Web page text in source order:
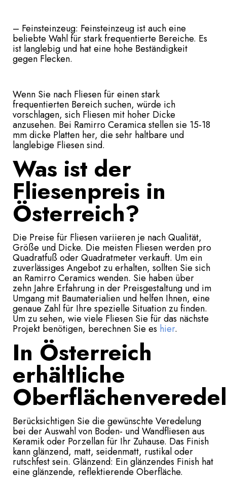
– Feinsteinzeug: Feinsteinzeug ist auch eine
beliebte Wahl für stark frequentierte Bereiche. Es
ist langlebig und hat eine hohe Beständigkeit
gegen Flecken.
Wenn Sie nach Fliesen für einen stark
frequentierten Bereich suchen, würde ich
vorschlagen, sich Fliesen mit hoher Dicke
anzusehen. Bei Ramirro Ceramica stellen sie 15-18
mm dicke Platten her, die sehr haltbare und
langlebige Fliesen sind.
Was ist der
Fliesenpreis in
Österreich?
Die Preise für Fliesen variieren je nach Qualität,
Größe und Dicke. Die meisten Fliesen werden pro
Quadratfuß oder Quadratmeter verkauft. Um ein
zuverlässiges Angebot zu erhalten, sollten Sie sich
an Ramirro Ceramics wenden. Sie haben über
zehn Jahre Erfahrung in der Preisgestaltung und im
Umgang mit Baumaterialien und helfen Ihnen, eine
genaue Zahl für Ihre spezielle Situation zu finden.
Um zu sehen, wie viele Fliesen Sie für das nächste
Projekt benötigen, berechnen Sie es hier.
In Österreich
erhältliche
Berücksichtigen Sie die gewünschte Veredelung
bei der Auswahl von Boden- und Wandfliesen aus
Keramik oder Porzellan für Ihr Zuhause. Das Finish
kann glänzend, matt, seidenmatt, rustikal oder
rutschfest sein. Glänzend: Ein glänzendes Finish hat
eine glänzende, reflektierende Oberfläche.